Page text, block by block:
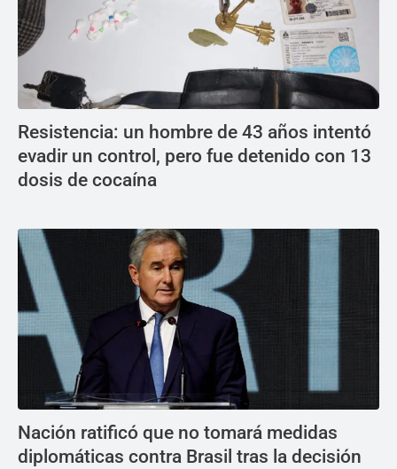
Resistencia: un hombre de 43 años intentó
evadir un control, pero fue detenido con 13
dosis de cocaína
Nación ratificó que no tomará medidas
diplomáticas contra Brasil tras la decisión